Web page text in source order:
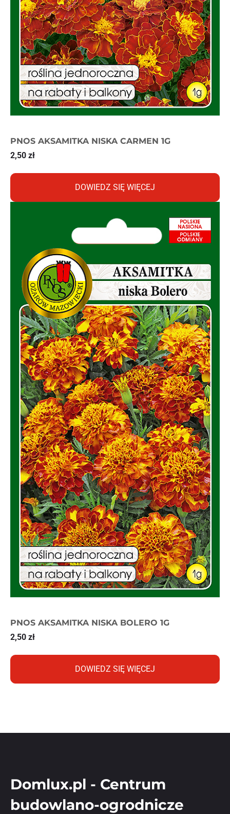
PNOS AKSAMITKA NISKA CARMEN 1G
2,50 zł
DOWIEDZ SIĘ WIĘCEJ
PNOS AKSAMITKA NISKA BOLERO 1G
2,50 zł
DOWIEDZ SIĘ WIĘCEJ
Domlux.pl - Centrum
budowlano-ogrodnicze